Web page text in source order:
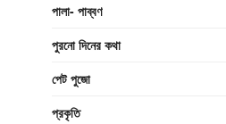
পালা- পাব্বণ
পুরনো দিনের কথা
পেট পুজো
প্রকৃতি